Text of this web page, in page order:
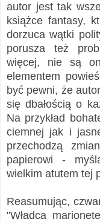
autor jest tak
książce fantasy,
dorzuca wątki
porusza też
więcej, nie są
elementem
być pewni, że
się dbałością o
Na przykład
ciemnej jak i
przechodzą
papierowi -
wielkim atutem tej
Reasumując,
"Władca